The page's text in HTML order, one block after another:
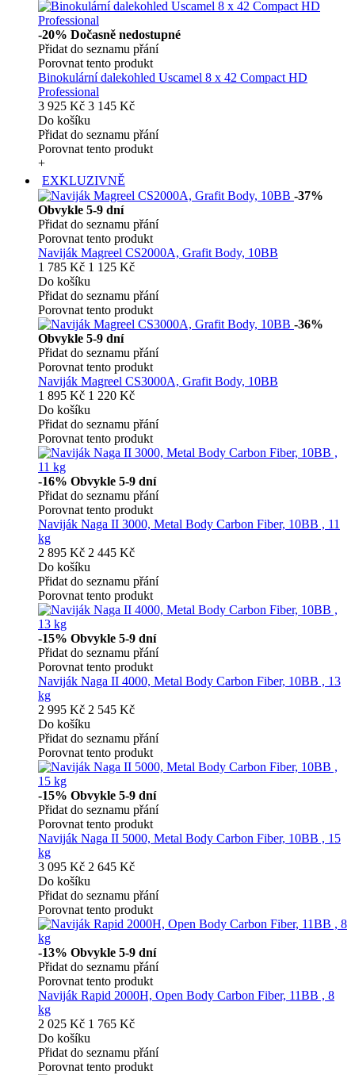
-20% Dočasně nedostupné
Přidat do seznamu přání
Porovnat tento produkt
Binokulární dalekohled Uscamel 8 x 42 Compact HD
Professional
3 925 Kč 3 145 Kč
Do košíku
Přidat do seznamu přání
Porovnat tento produkt
+
EXKLUZIVNĚ
-37%
Obvykle 5-9 dní
Přidat do seznamu přání
Porovnat tento produkt
Naviják Magreel CS2000A, Grafit Body, 10BB
1 785 Kč 1 125 Kč
Do košíku
Přidat do seznamu přání
Porovnat tento produkt
-36%
Obvykle 5-9 dní
Přidat do seznamu přání
Porovnat tento produkt
Naviják Magreel CS3000A, Grafit Body, 10BB
1 895 Kč 1 220 Kč
Do košíku
Přidat do seznamu přání
Porovnat tento produkt
-16% Obvykle 5-9 dní
Přidat do seznamu přání
Porovnat tento produkt
Naviják Naga II 3000, Metal Body Carbon Fiber, 10BB , 11
kg
2 895 Kč 2 445 Kč
Do košíku
Přidat do seznamu přání
Porovnat tento produkt
-15% Obvykle 5-9 dní
Přidat do seznamu přání
Porovnat tento produkt
Naviják Naga II 4000, Metal Body Carbon Fiber, 10BB , 13
kg
2 995 Kč 2 545 Kč
Do košíku
Přidat do seznamu přání
Porovnat tento produkt
-15% Obvykle 5-9 dní
Přidat do seznamu přání
Porovnat tento produkt
Naviják Naga II 5000, Metal Body Carbon Fiber, 10BB , 15
kg
3 095 Kč 2 645 Kč
Do košíku
Přidat do seznamu přání
Porovnat tento produkt
-13% Obvykle 5-9 dní
Přidat do seznamu přání
Porovnat tento produkt
Naviják Rapid 2000H, Open Body Carbon Fiber, 11BB , 8
kg
2 025 Kč 1 765 Kč
Do košíku
Přidat do seznamu přání
Porovnat tento produkt